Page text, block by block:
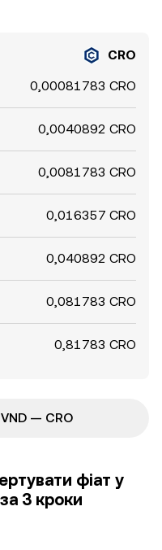
CRO
0,00081783 CRO
0,0040892 CRO
0,0081783 CRO
0,016357 CRO
0,040892 CRO
0,081783 CRO
0,81783 CRO
— CRO
фіат у
3 кроки